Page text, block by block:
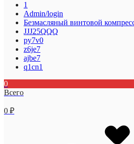
1
Admin/login
Безмасляный винтовой
JJJ25QQQ
py7v0
z6je7
ajbe7
q1cn1
0
Всего
0 ₽